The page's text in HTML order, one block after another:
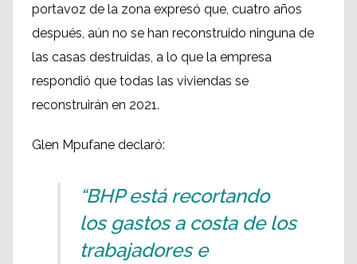
portavoz de la zona expresó que, cuatro años
después, aún no se han reconstruido ninguna de
las casas destruidas, a lo que la empresa
respondió que todas las viviendas se
reconstruirán en 2021.
Glen Mpufane declaró:
“BHP está recortando
los gastos a costa de los
trabajadores e